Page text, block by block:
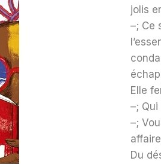
jolis
–; Ce
Elle
–; Qui
–;
Du